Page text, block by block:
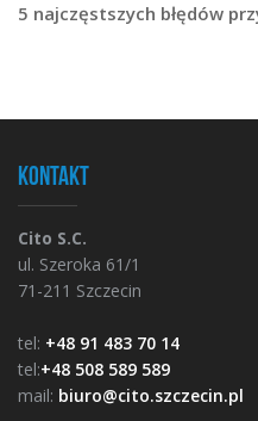
5 najczęstszych błędów
Kontakt
Cito S.C.
ul. Szeroka 61/1
71-211 Szczecin
tel: +48 91 483 70 14
tel:+48 508 589 589
mail: biuro@cito.szczecin.pl